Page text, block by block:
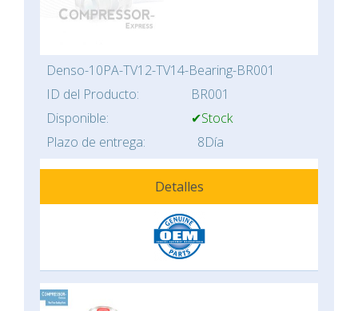
Denso-10PA-TV12-TV14-Bearing-BR001
ID del Producto:
BR001
Disponible:
✔Stock
Plazo de entrega:
8Día
Detalles